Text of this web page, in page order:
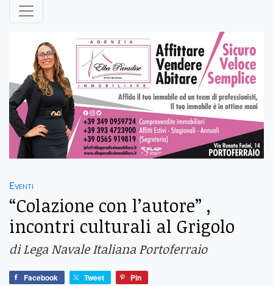
Eventi
“Colazione con l’autore” ,
incontri culturali al Grigolo
di Lega Navale Italiana Portoferraio
Facebook Tweet Pin